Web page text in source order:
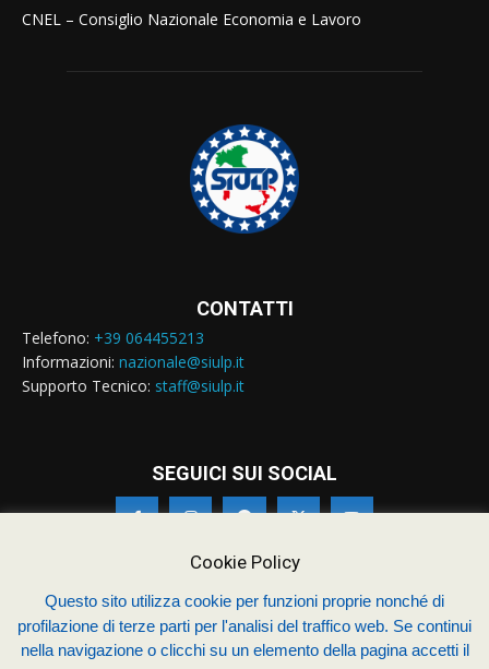
CNEL – Consiglio Nazionale Economia e Lavoro
CONTATTI
Telefono: +39 064455213
Informazioni: nazionale@siulp.it
Supporto Tecnico: staff@siulp.it
SEGUICI SUI SOCIAL
© Siulp 2026 - C.F.97014000588 - Realizzato dastudio4s.com
Cookie Policy
Questo sito utilizza cookie per funzioni proprie nonché di
profilazione di terze parti per l'analisi del traffico web. Se continui
nella navigazione o clicchi su un elemento della pagina accetti il